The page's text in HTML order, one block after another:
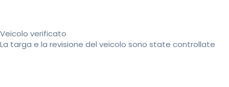
Veicolo verificato
La targa e la revisione del veicolo sono state controllate